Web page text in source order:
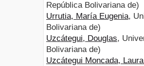
República Bolivariana de)
Urrutia, María Eugenia,
Bolivariana de)
Uzcátegui, Douglas,
Bolivariana de)
Uzcátegui Moncada,